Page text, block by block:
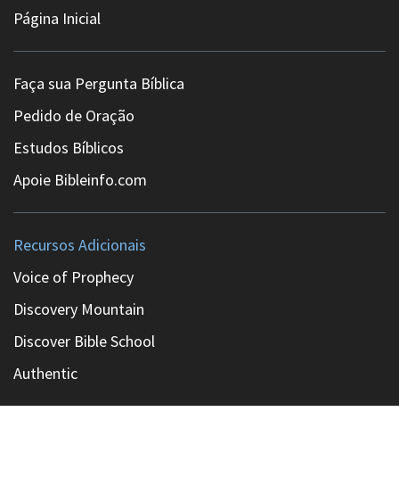
Página Inicial
Faça sua Pergunta Bíblica
Pedido de Oração
Estudos Bíblicos
Apoie Bibleinfo.com
Recursos Adicionais
Voice of Prophecy
Discovery Mountain
Discover Bible School
Authentic